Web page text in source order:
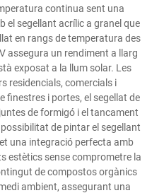
continua sent una
el segellant acrílic a granel que
en rangs de temperatura des
assegura un rendiment a llarg
exposat a la llum solar. Les
residencials, comercials i
finestres i portes, el segellat de
de formigó i el tancament
de pintar el segellant
una integració perfecta amb
estètics sense comprometre la
de compostos orgànics
ambient, assegurant una